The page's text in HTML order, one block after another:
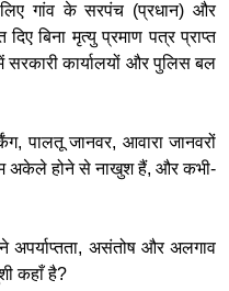
गांव के सरपंच (प्रधान) और
दिए बिना मृत्यु प्रमाण पत्र प्राप्त
कार्यालयों और पुलिस बल
पालतू जानवर, आवारा जानवरों
अकेले होने से नाखुश हैं, और कभी-
अपर्याप्तता, असंतोष और अलगाव
कहाँ है?